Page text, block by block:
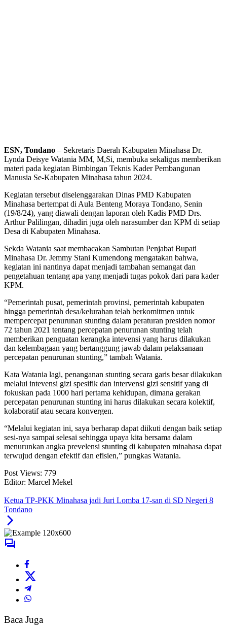
ESN, Tondano – Sekretaris Daerah Kabupaten Minahasa Dr.
Lynda Deisye Watania MM, M,Si, membuka sekaligus memberikan
materi pada kegiatan Bimbingan Teknis Kader Pembangunan
Manusia Se-Kabupaten Minahasa tahun 2024.
Kegiatan tersebut diselenggarakan Dinas PMD Kabupaten
Minahasa bertempat di Aula Benteng Moraya Tondano, Senin
(19/8/24), yang diawali dengan laporan oleh Kadis PMD Drs.
Arthur Palilingan, dihadiri juga oleh narasumber dan KPM di setiap
Desa di Kabupaten Minahasa.
Sekda Watania saat membacakan Sambutan Penjabat Bupati
Minahasa Dr. Jemmy Stani Kumendong mengatakan bahwa,
kegiatan ini nantinya dapat menjadi tambahan semangat dan
pengetahuan tentang apa yang menjadi tugas pokok dari para kader
KPM.
“Pemerintah pusat, pemerintah provinsi, pemerintah kabupaten
hingga pemerintah desa/kelurahan telah berkomitmen untuk
mempercepat penurunan stunting dalam peraturan presiden nomor
72 tahun 2021 tentang percepatan penurunan stunting telah
memberikan penguatan kerangka intevensi yang harus dilakukan
dan kelembagaan yang bertanggung jawab dalam pelaksanaan
percepatan penurunan stunting,” tambah Watania.
Kata Watania lagi, penanganan stunting secara garis besar dilakukan
melalui intevensi gizi spesifik dan intervensi gizi sensitif yang di
fokuskan pada 1000 hari pertama kehidupan, dimana gerakan
percepatan penurunan stunting ini harus dilakukan secara kolektif,
kolaboratif atau secara konvergen.
“Melalui kegiatan ini, saya berharap dapat diikuti dengan baik setiap
sesi-nya sampai selesai sehingga upaya kita bersama dalam
menurunkan angka prevelensi stunting di kabupaten minahasa dapat
terwujud dengan efektif dan efisien,” pungkas Watania.
Post Views: 779
Editor: Marcel Mekel
Ketua TP-PKK Minahasa jadi Juri Lomba 17-san di SD Negeri 8
Tondano
Baca Juga